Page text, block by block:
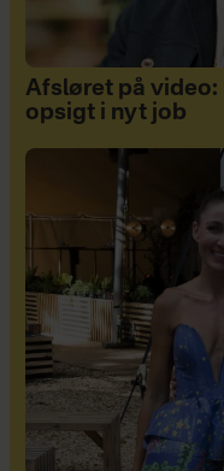
Afsløret på
opsigt i nyt job